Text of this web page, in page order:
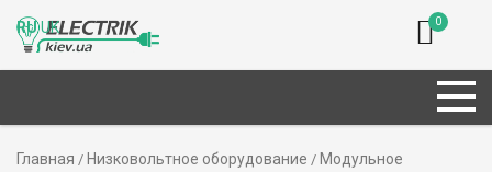
0
Главная / Низковольтное оборудование / Модульное
RUUK